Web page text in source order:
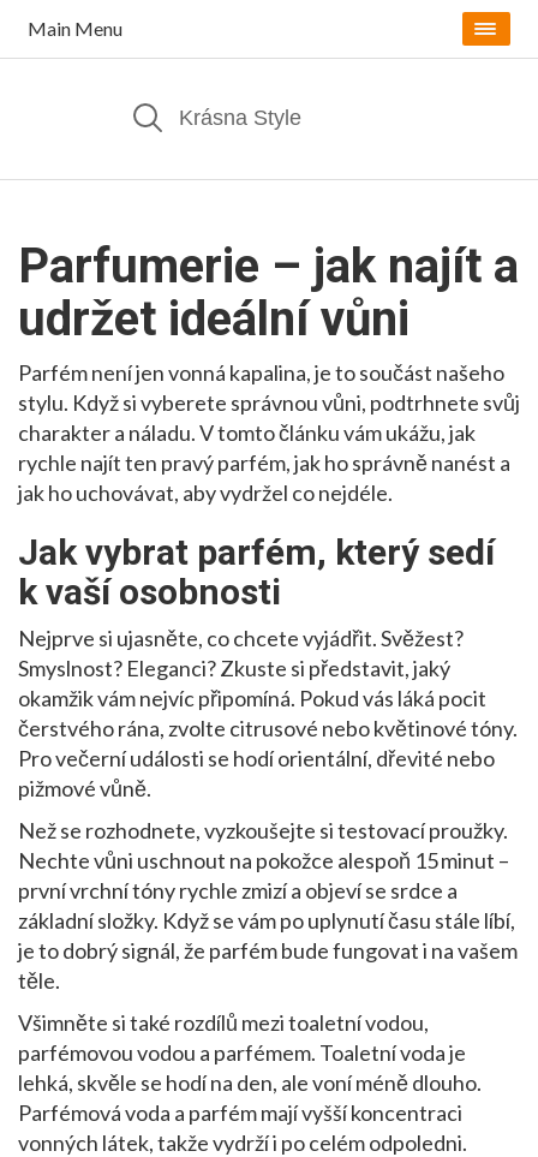
Main Menu
Parfumerie – jak najít a
udržet ideální vůni
Parfém není jen vonná kapalina, je to součást našeho
stylu. Když si vyberete správnou vůni, podtrhnete svůj
charakter a náladu. V tomto článku vám ukážu, jak
rychle najít ten pravý parfém, jak ho správně nanést a
jak ho uchovávat, aby vydržel co nejdéle.
Jak vybrat parfém, který sedí
k vaší osobnosti
Nejprve si ujasněte, co chcete vyjádřit. Svěžest?
Smyslnost? Eleganci? Zkuste si představit, jaký
okamžik vám nejvíc připomíná. Pokud vás láká pocit
čerstvého rána, zvolte citrusové nebo květinové tóny.
Pro večerní události se hodí orientální, dřevité nebo
pižmové vůně.
Než se rozhodnete, vyzkoušejte si testovací proužky.
Nechte vůni uschnout na pokožce alespoň 15 minut –
první vrchní tóny rychle zmizí a objeví se srdce a
základní složky. Když se vám po uplynutí času stále líbí,
je to dobrý signál, že parfém bude fungovat i na vašem
těle.
Všimněte si také rozdílů mezi toaletní vodou,
parfémovou vodou a parfémem. Toaletní voda je
lehká, skvěle se hodí na den, ale voní méně dlouho.
Parfémová voda a parfém mají vyšší koncentraci
vonných látek, takže vydrží i po celém odpoledni.